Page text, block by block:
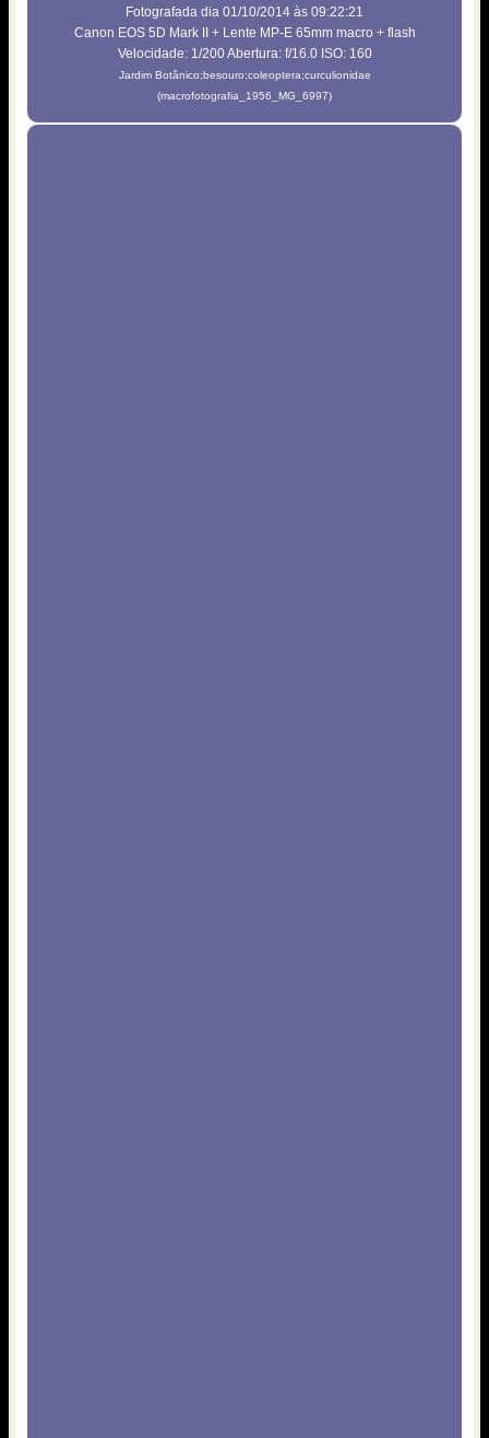
Fotografada dia 01/10/2014 às 09:22:21
Canon EOS 5D Mark II + Lente MP-E 65mm macro + flash
Velocidade: 1/200 Abertura: f/16.0 ISO: 160
Jardim Botânico;besouro;coleoptera;curculionidae
(macrofotografia_1956_MG_6997)